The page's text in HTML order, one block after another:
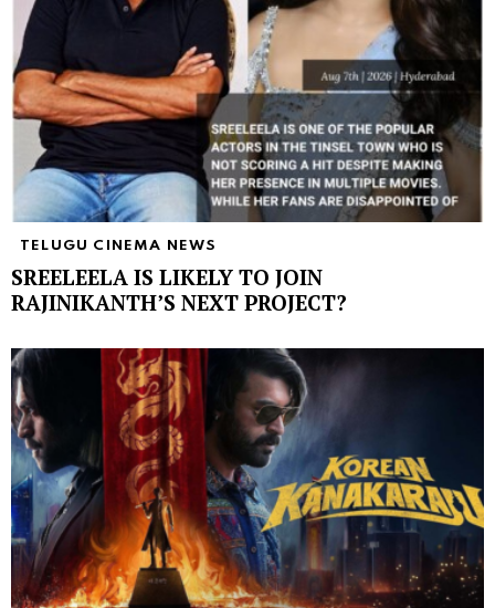
TELUGU CINEMA NEWS
SREELEELA IS LIKELY TO JOIN
RAJINIKANTH’S NEXT PROJECT?